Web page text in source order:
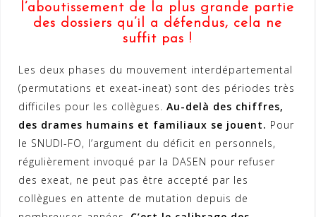
l’aboutissement de la plus grande partie
des dossiers qu’il a défendus, cela ne
suffit pas !
Les deux phases du mouvement interdépartemental
(permutations et exeat-ineat) sont des périodes très
difficiles pour les collègues. Au-delà des chiffres,
des drames humains et familiaux se jouent. Pour
le SNUDI-FO, l’argument du déficit en personnels,
régulièrement invoqué par la DASEN pour refuser
des exeat, ne peut pas être accepté par les
collègues en attente de mutation depuis de